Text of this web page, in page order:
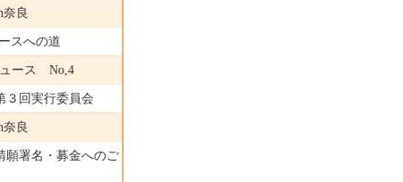
良
スへの道
ュース No,4
回実行委員会
良
署名・募金へのご